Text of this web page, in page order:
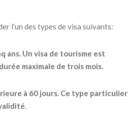
l'un des types de visa suivants:
ans. Un visa de tourisme est
maximale de trois mois.
à 60 jours. Ce type particulier